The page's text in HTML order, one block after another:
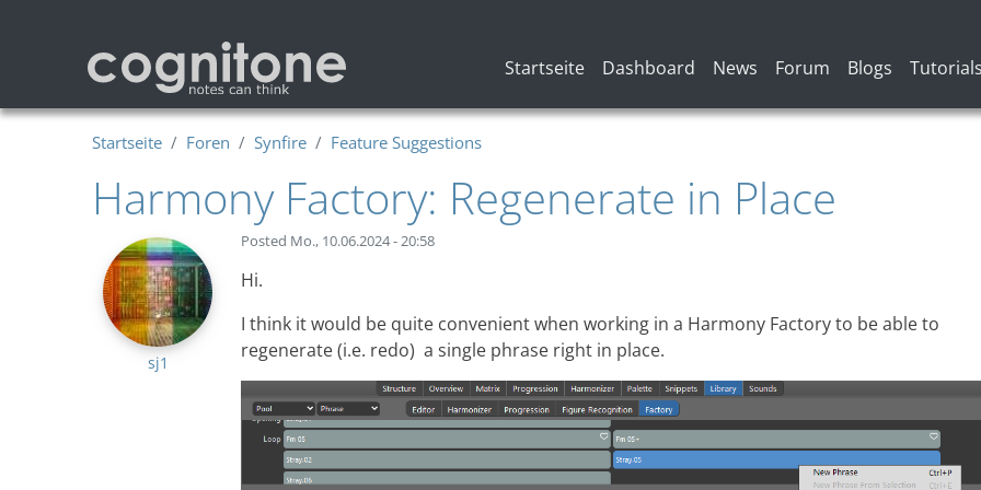
Hauptnavigation
Startseite Dashboard News Forum Blogs Tutorials
Startseite Foren Synfire Feature Suggestions
Harmony Factory: Regenerate in Place
sj1
Posted Mo., 10.06.2024 - 20:58
Hi.
I think it would be quite convenient when working in a Harmony Factory to be able to
regenerate (i.e. redo) a single phrase right in place.